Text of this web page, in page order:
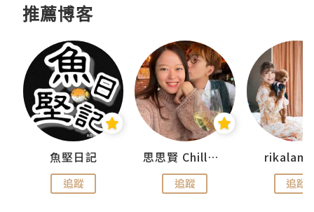
推薦博客
魚堅日記
追蹤
思思賢 ChillMyBabe
追蹤 追蹤